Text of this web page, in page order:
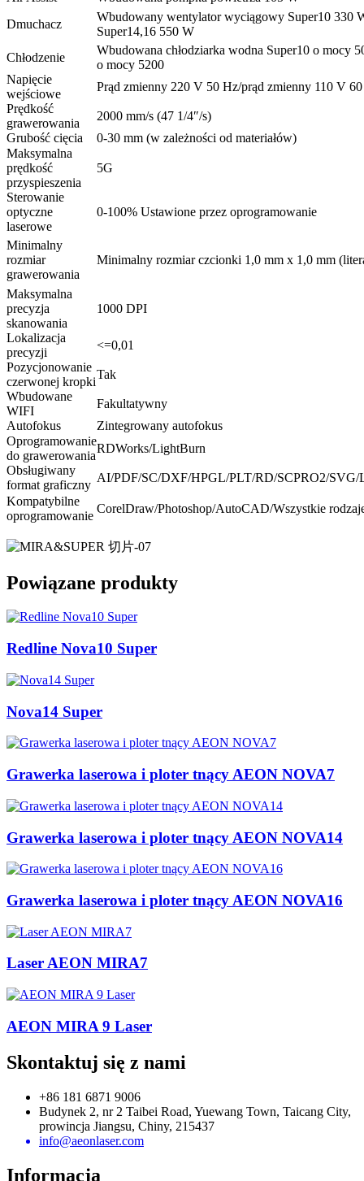
Dmuchacz
Wbudowany wentylator wyciągowy Super10 330
Super14,16 550 W
Chłodzenie
Wbudowana chłodziarka wodna Super10 o mocy
o mocy 5200
Napięcie
wejściowe
Prąd zmienny 220 V 50 Hz/prąd zmienny 110 V
Prędkość
grawerowania
2000 mm/s (47 1/4″/s)
Grubość cięcia
0-30 mm (w zależności od materiałów)
Maksymalna
prędkość
przyspieszenia
5G
Sterowanie
optyczne
laserowe
0-100% Ustawione przez oprogramowanie
Minimalny
rozmiar
grawerowania
Minimalny rozmiar czcionki 1,0 mm x 1,0 mm
Maksymalna
precyzja
skanowania
1000 DPI
Lokalizacja
precyzji
<=0,01
Pozycjonowanie
czerwonej kropki
Tak
Wbudowane
WIFI
Fakultatywny
Autofokus
Zintegrowany autofokus
Oprogramowanie
do grawerowania
RDWorks/LightBurn
Obsługiwany
format graficzny
AI/PDF/SC/DXF/HPGL/PLT/RD/SCPRO2/
Kompatybilne
oprogramowanie
CorelDraw/Photoshop/AutoCAD/Wszystkie
Powiązane produkty
Redline Nova10 Super
Nova14 Super
Grawerka laserowa i ploter tnący AEON NOVA7
Grawerka laserowa i ploter tnący AEON NOVA14
Grawerka laserowa i ploter tnący AEON NOVA16
Laser AEON MIRA7
AEON MIRA 9 Laser
Skontaktuj się z nami
+86 181 6871 9006
Budynek 2, nr 2 Taibei Road, Yuewang Town, Taicang City,
prowincja Jiangsu, Chiny, 215437
info@aeonlaser.com
Informacja